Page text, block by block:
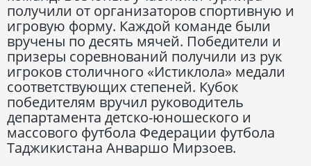
получили от организаторов спортивную и
игровую форму. Каждой команде были
вручены по десять мячей. Победители и
призеры соревнований получили из рук
игроков столичного «Истиклола» медали
соответствующих степеней. Кубок
победителям вручил руководитель
департамента детско-юношеского и
массового футбола Федерации футбола
Таджикистана Анваршо Мирзоев.